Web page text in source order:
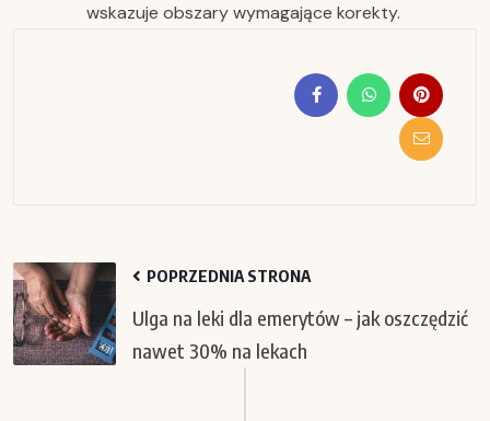
wskazuje obszary wymagające korekty.
POPRZEDNIA STRONA
Ulga na leki dla emerytów – jak oszczędzić
nawet 30% na lekach